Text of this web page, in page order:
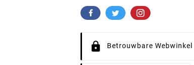
Betrouwbare Webwinkel